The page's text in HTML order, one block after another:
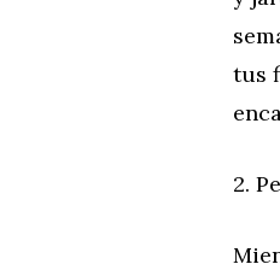
tus
2.